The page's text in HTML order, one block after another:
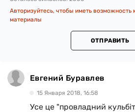
Авторизуйтесь, чтобы иметь возможность
материалы
ОТПРАВИТЬ
Евгений Буравлев
15 Января 2018, 16:58
Усе це "провладний